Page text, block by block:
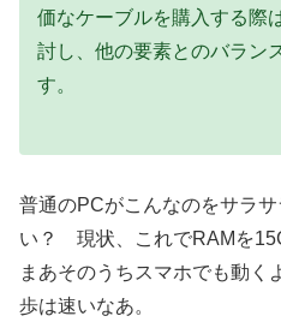
価なケーブルを購入する際
討し、他の要素とのバラン
す。
普通のPCがこんなのをサラ
い？ 現状、これでRAMを
まあそのうちスマホでも動く
歩は速いなあ。